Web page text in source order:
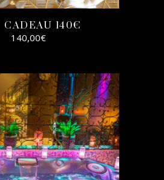
CADEAU 140€
140,00€
SELECT
OPTIONS